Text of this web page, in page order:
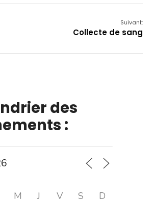
Suivant:
Collecte de sang
des
:
M J V S D